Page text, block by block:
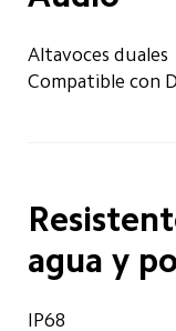
Altavoces duales
Compatible con
agua y
IP68